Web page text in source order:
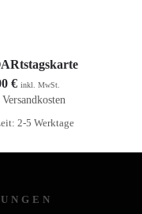
Warenkorb
€ inkl. MwSt.
Versandkosten
2-5 Werktage